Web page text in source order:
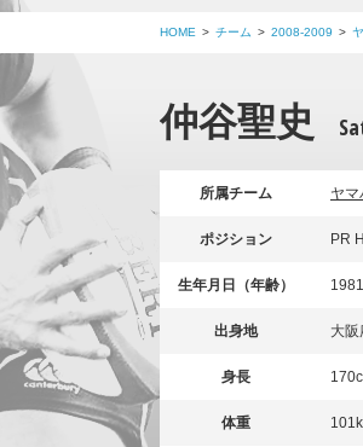
HOME チーム 2008-2009
仲谷聖史
所属チーム ヤマ
ポジション PR
生年月日（年齢）
出身地 大阪
身長
体重